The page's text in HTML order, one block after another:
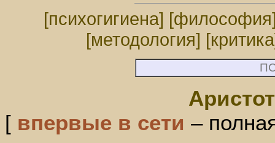
[психогигиена]
[методология]
[ впервые в сети –